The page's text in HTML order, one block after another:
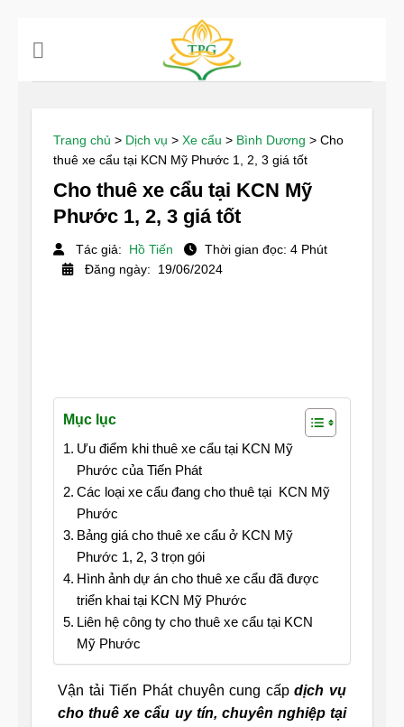
Trang chủ > Dịch vụ > Xe cẩu > Bình Dương > Cho
thuê xe cẩu tại KCN Mỹ Phước 1, 2, 3 giá tốt
Cho thuê xe cẩu tại KCN Mỹ
Phước 1, 2, 3 giá tốt
Tác giả: Hồ Tiến
Thời gian đọc: 4 Phút
Đăng ngày: 19/06/2024
Mục lục
Ưu điểm khi thuê xe cẩu tại KCN Mỹ
Phước của Tiến Phát
Các loại xe cẩu đang cho thuê tại KCN Mỹ
Phước
Bảng giá cho thuê xe cẩu ở KCN Mỹ
Phước 1, 2, 3 trọn gói
Hình ảnh dự án cho thuê xe cẩu đã được
triển khai tại KCN Mỹ Phước
Liên hệ công ty cho thuê xe cẩu tại KCN
Mỹ Phước
Vận tải Tiến Phát chuyên cung cấpdịch vụ
cho thuê xe cẩu uy tín, chuyên nghiệp tại